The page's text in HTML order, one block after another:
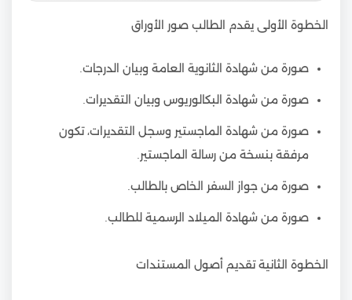
الخطوة الأولى يقدم الطالب صور الأوراق
صورة من شهادة الثانوية العامة وبيان الدرجات.
صورة من شهادة البكالوريوس وبيان التقديرات.
صورة من شهادة الماجستير وسجل التقديرات، تكون
مرفقة بنسخة من رسالة الماجستير.
صورة من جواز السفر الخاص بالطالب.
صورة من شهادة الميلاد الرسمية للطالب.
الخطوة الثانية تقديم أصول المستندات